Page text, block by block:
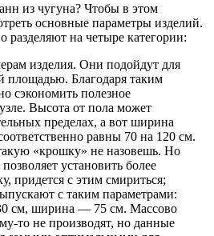
из чугуна? Чтобы в этом
основные параметры изделий.
разделяют на четыре категории:
изделия. Они подойдут для
площадью. Благодаря таким
сэкономить полезное
Высота от пола может
пределах, а вот ширина
равны 70 на 120 см.
«крошку» не назовешь. Но
установить более
придется с этим смириться;
с таким параметрами:
см, ширина ― 75 см. Массово
то не производят, но данные